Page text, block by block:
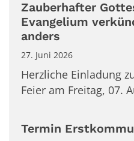
Zauberhafter
Evangelium
anders
27. Juni 2026
Herzliche Einladung
Feier am Freitag, 07.
Termin